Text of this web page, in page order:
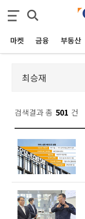
마켓 금융 부동산
검색결과 총 501 건